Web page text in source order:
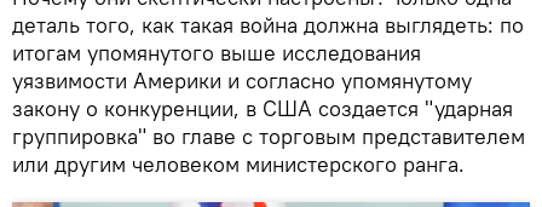
деталь того, как такая война должна выглядеть: по
итогам упомянутого выше исследования
уязвимости Америки и согласно упомянутому
закону о конкуренции, в США создается "ударная
группировка" во главе с торговым представителем
или другим человеком министерского ранга.